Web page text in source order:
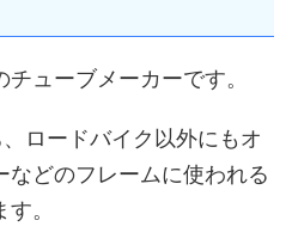
ューブメーカーです。
ロードバイク以外にもオ
などのフレームに使われる
。